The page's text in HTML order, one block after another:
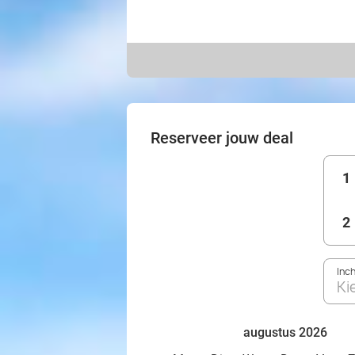
Reserveer jouw deal
1
2
augustus 2026